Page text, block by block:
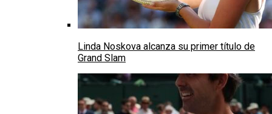
Linda Noskova alcanza su primer título de
Grand Slam